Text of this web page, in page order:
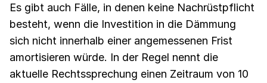
Es gibt auch Fälle, in denen keine Nachrüstpflicht
besteht, wenn die Investition in die Dämmung
sich nicht innerhalb einer angemessenen Frist
amortisieren würde. In der Regel nennt die
aktuelle Rechtssprechung einen Zeitraum von 10